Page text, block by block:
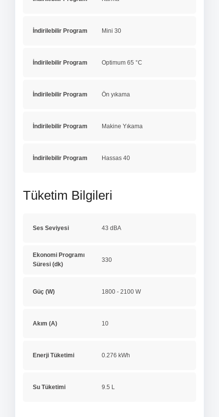
İndirilebilir Program Mini 30
İndirilebilir Program Optimum 65 °C
İndirilebilir Program Ön yıkama
İndirilebilir Program Makine Yıkama
İndirilebilir Program Hassas 40
Tüketim Bilgileri
Ses Seviyesi 43 dBA
Ekonomi Programı
Süresi (dk)
330
Güç (W) 1800 - 2100 W
Akım (A) 10
Enerji Tüketimi 0.276 kWh
Su Tüketimi 9.5 L